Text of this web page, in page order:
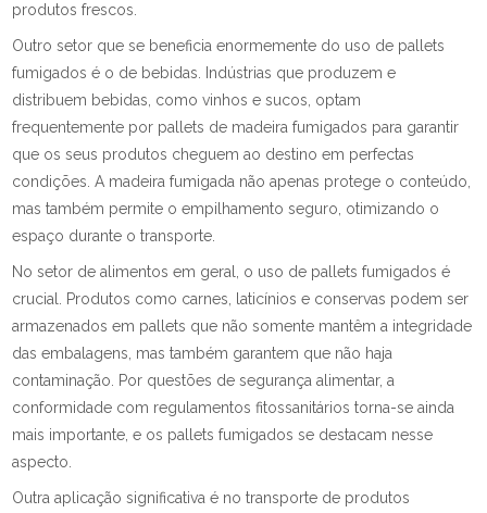
produtos frescos.
Outro setor que se beneficia enormemente do uso de pallets
fumigados é o de bebidas. Indústrias que produzem e
distribuem bebidas, como vinhos e sucos, optam
frequentemente por pallets de madeira fumigados para garantir
que os seus produtos cheguem ao destino em perfectas
condições. A madeira fumigada não apenas protege o conteúdo,
mas também permite o empilhamento seguro, otimizando o
espaço durante o transporte.
No setor de alimentos em geral, o uso de pallets fumigados é
crucial. Produtos como carnes, laticínios e conservas podem ser
armazenados em pallets que não somente mantêm a integridade
das embalagens, mas também garantem que não haja
contaminação. Por questões de segurança alimentar, a
conformidade com regulamentos fitossanitários torna-se ainda
mais importante, e os pallets fumigados se destacam nesse
aspecto.
Outra aplicação significativa é no transporte de produtos